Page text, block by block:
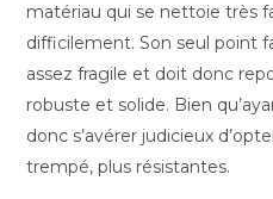
matériau qui se nettoie très
difficilement. Son seul point
assez fragile et doit donc
robuste et solide. Bien
donc s’avérer judicieux
trempé, plus résistantes.